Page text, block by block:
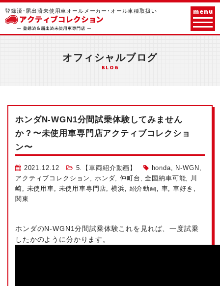
登録済･届出済未使用車オールメーカー･オール車種取扱い menu
オフィシャルブログ
BLOG
ホンダN-WGN1分間試乗体験してみません
か？〜未使用車専門店アクティブコレクショ
ン〜
2021.12.12 5.【車両紹介動画】 honda, N-WGN ,
アクティブコレクション , ホンダ,仲町台 ,全国納車可能,
川
崎, 未使用車, 未使用車専門店,横浜, 紹介動画 , 車,車好き ,
関東
ホンダのN-WGN1分間試乗体験これを見れば、一度試乗
したかのように分かります。